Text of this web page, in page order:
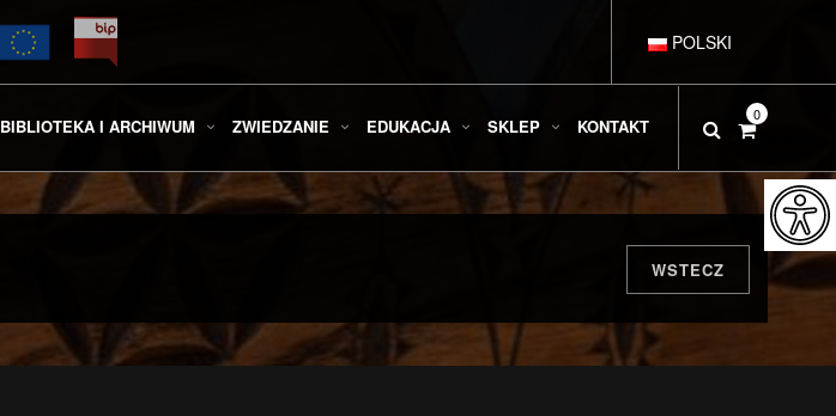
POLSKI
DEUTSCH
ESPAÑOL
BIBLIOTEKA I ARCHIWUM ZWIEDZANIE EDUKACJA SKLEP KONTAKT
0
WSTECZ